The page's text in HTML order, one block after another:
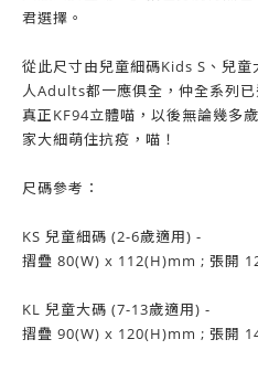
君選擇。
從此尺寸由兒童細碼Kids S、兒
人Adults都一應俱全，仲全系列
真正KF94立體喵，以後無論幾多
家大細萌住抗疫，喵！
尺碼參考：
KS 兒童細碼 (2-6歲適用) -
摺疊 80(W) x 112(H)mm ; 張開
KL 兒童大碼 (7-13歲適用) -
摺疊 90(W) x 120(H)mm ; 張開